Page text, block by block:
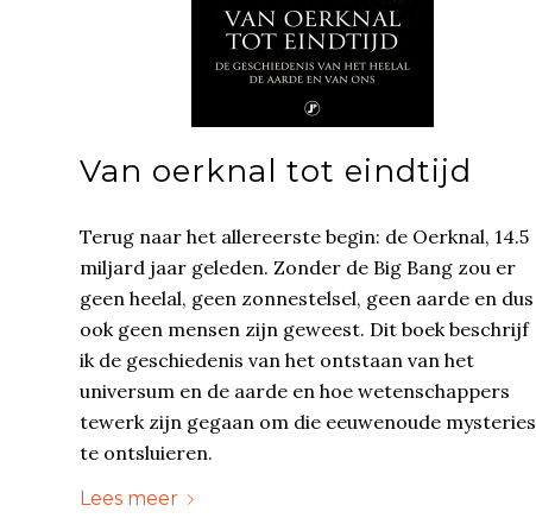
Van oerknal tot eindtijd
Terug naar het allereerste begin: de Oerknal, 14.5
miljard jaar geleden. Zonder de Big Bang zou er
geen heelal, geen zonnestelsel, geen aarde en dus
ook geen mensen zijn geweest. Dit boek beschrijf
ik de geschiedenis van het ontstaan van het
universum en de aarde en hoe wetenschappers
tewerk zijn gegaan om die eeuwenoude mysteries
te ontsluieren.
Lees meer